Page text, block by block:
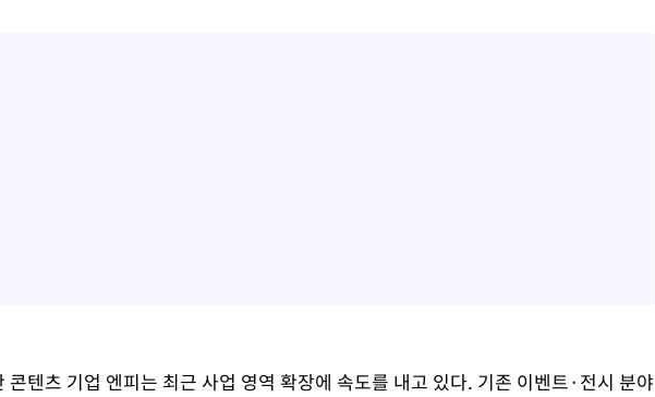
콘텐츠 기업 엔피는 최근 사업 영역 확장에 속도를 내고 있다. 기존 이벤트·전시 분야